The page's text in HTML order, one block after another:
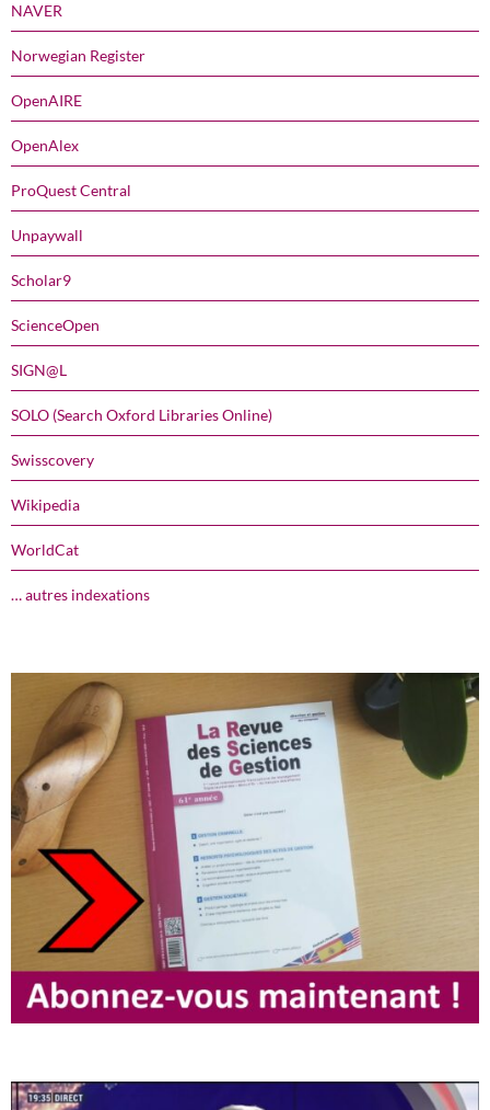
NAVER
Norwegian Register
OpenAIRE
OpenAlex
ProQuest Central
Unpaywall
Scholar9
ScienceOpen
SIGN@L
SOLO (Search Oxford Libraries Online)
Swisscovery
Wikipedia
WorldCat
… autres indexations